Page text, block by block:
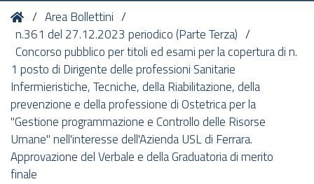
Tu
sei
qui:
HomeArea Bollettini
n.361 del 27.12.2023 periodico (Parte Terza)
Concorso pubblico per titoli ed esami per la copertura di n.
1 posto di Dirigente delle professioni Sanitarie
Infermieristiche, Tecniche, della Riabilitazione, della
prevenzione e della professione di Ostetrica per la
"Gestione programmazione e Controllo delle Risorse
Umane" nell'interesse dell'Azienda USL di Ferrara.
Approvazione del Verbale e della Graduatoria di merito
finale